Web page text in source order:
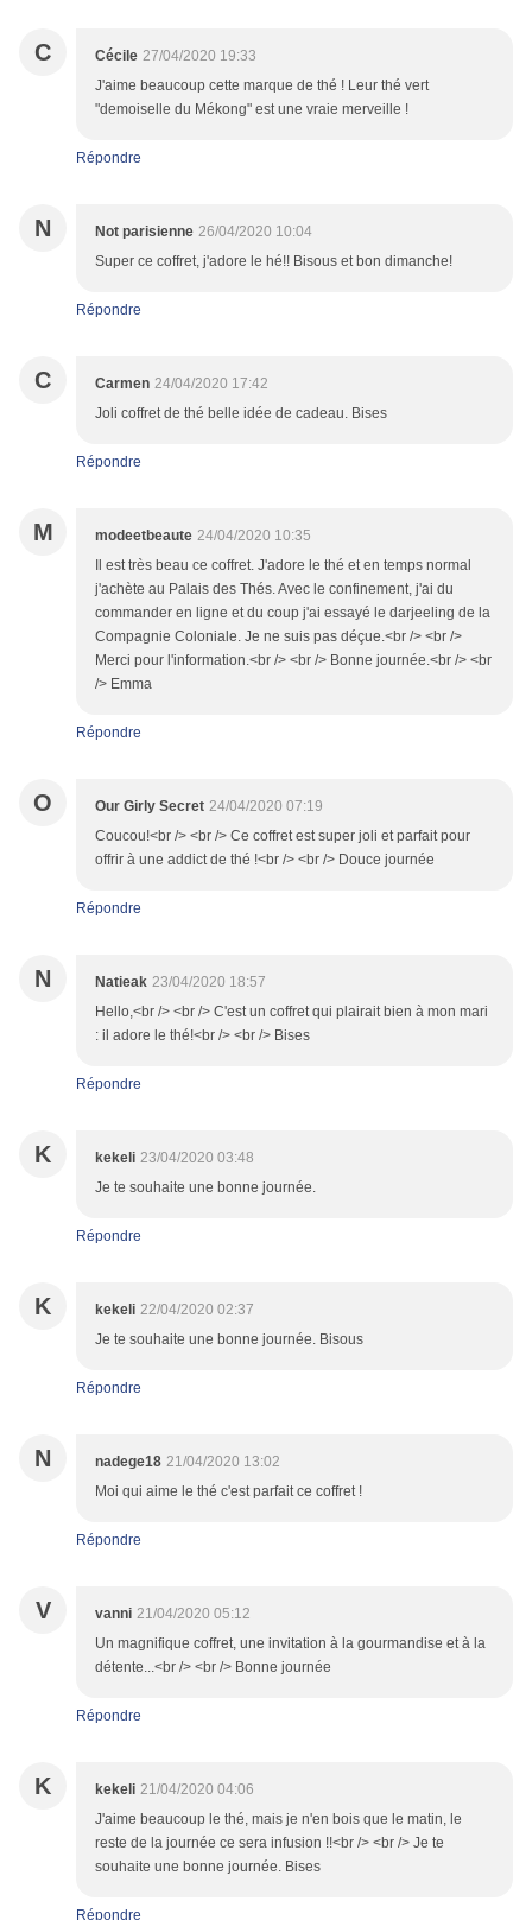
C Cécile 27/04/2020 19:33
J'aime beaucoup cette marque de thé ! Leur thé vert
"demoiselle du Mékong" est une vraie merveille !
Répondre
N Not parisienne 26/04/2020 10:04
Super ce coffret, j'adore le hé!! Bisous et bon dimanche!
Répondre
C Carmen 24/04/2020 17:42
Joli coffret de thé belle idée de cadeau. Bises
Répondre
M modeetbeaute 24/04/2020 10:35
Il est très beau ce coffret. J'adore le thé et en temps normal
j'achète au Palais des Thés. Avec le confinement, j'ai du
commander en ligne et du coup j'ai essayé le darjeeling de la
Compagnie Coloniale. Je ne suis pas déçue.<br /> <br />
Merci pour l'information.<br /> <br /> Bonne journée.<br /> <br
/> Emma
Répondre
O Our Girly Secret 24/04/2020 07:19
Coucou!<br /> <br /> Ce coffret est super joli et parfait pour
offrir à une addict de thé !<br /> <br /> Douce journée
Répondre
N Natieak 23/04/2020 18:57
Hello,<br /> <br /> C'est un coffret qui plairait bien à mon mari
: il adore le thé!<br /> <br /> Bises
Répondre
K kekeli 23/04/2020 03:48
Je te souhaite une bonne journée.
Répondre
K kekeli 22/04/2020 02:37
Je te souhaite une bonne journée. Bisous
Répondre
N nadege18 21/04/2020 13:02
Moi qui aime le thé c'est parfait ce coffret !
Répondre
V vanni 21/04/2020 05:12
Un magnifique coffret, une invitation à la gourmandise et à la
détente...<br /> <br /> Bonne journée
Répondre
K kekeli 21/04/2020 04:06
J'aime beaucoup le thé, mais je n'en bois que le matin, le
reste de la journée ce sera infusion !!<br /> <br /> Je te
souhaite une bonne journée. Bises
Répondre